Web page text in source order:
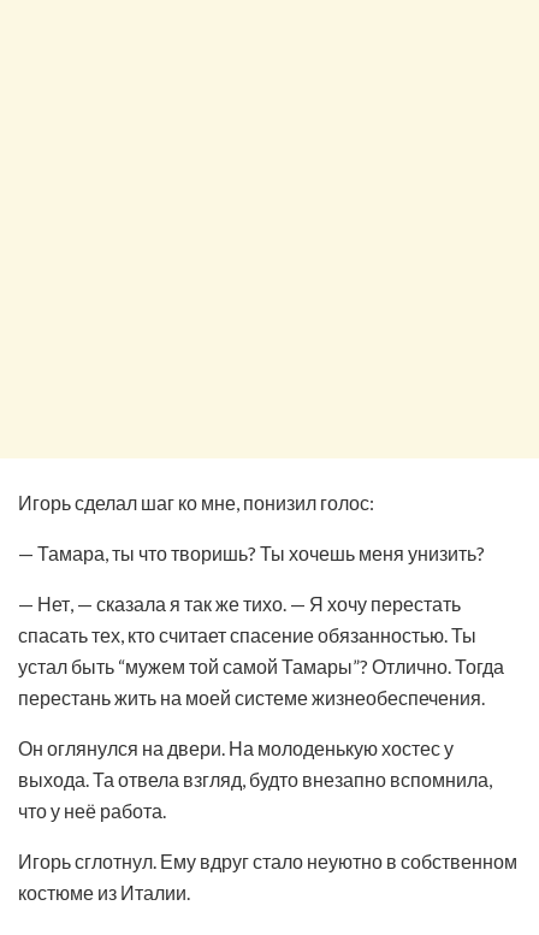
Игорь сделал шаг ко мне, понизил голос:
— Тамара, ты что творишь? Ты хочешь меня унизить?
— Нет, — сказала я так же тихо. — Я хочу перестать
спасать тех, кто считает спасение обязанностью. Ты
устал быть “мужем той самой Тамары”? Отлично. Тогда
перестань жить на моей системе жизнеобеспечения.
Он оглянулся на двери. На молоденькую хостес у
выхода. Та отвела взгляд, будто внезапно вспомнила,
что у неё работа.
Игорь сглотнул. Ему вдруг стало неуютно в собственном
костюме из Италии.